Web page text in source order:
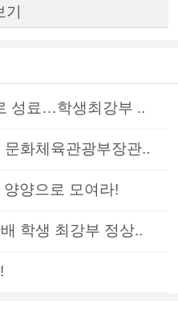
성료…학생최강부 ..
화체육관광부장관..
양으로 모여라!
학생 최강부 정상..